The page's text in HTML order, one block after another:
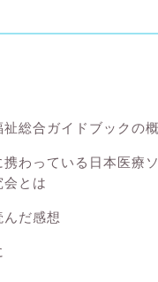
祉総合ガイドブックの
携わっている日本医療
会とは
んだ感想